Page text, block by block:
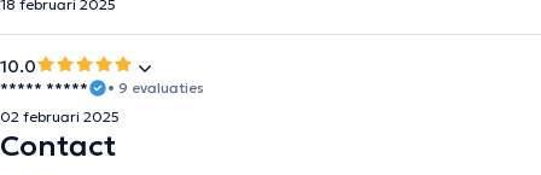
18 februari 2025
10.0
***** *****
• 9 evaluaties
02 februari 2025
Contact